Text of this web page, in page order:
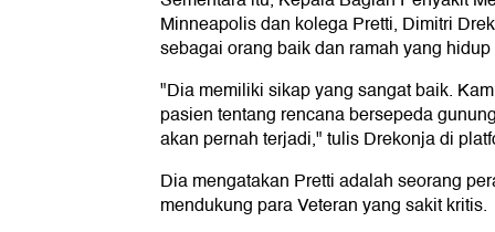
Minneapolis dan kolega Pretti, Dimitri
sebagai orang baik dan ramah yang
"Dia memiliki sikap yang sangat baik.
pasien tentang rencana bersepeda
akan pernah terjadi," tulis Drekonja di
Dia mengatakan Pretti adalah seorang
mendukung para Veteran yang sakit kritis.